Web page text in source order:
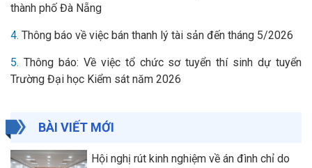
thành phố Đà Nẵng
4. Thông báo về việc bán thanh lý tài sản đến tháng 5/2026
5. Thông báo: Về việc tổ chức sơ tuyển thí sinh dự tuyển
Trường Đại học Kiểm sát năm 2026
BÀI VIẾT MỚI
Hội nghị rút kinh nghiệm về án đình chỉ do